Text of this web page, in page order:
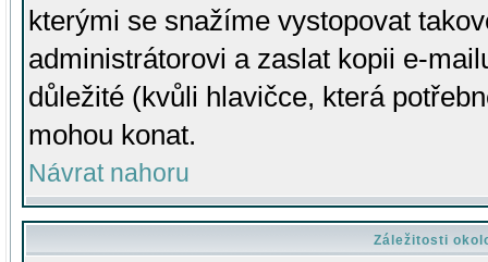
kterými se snažíme vystopovat
administrátorovi a zaslat kopii e-
důležité (kvůli hlavičce, která
mohou konat.
Návrat nahoru
Záležitosti